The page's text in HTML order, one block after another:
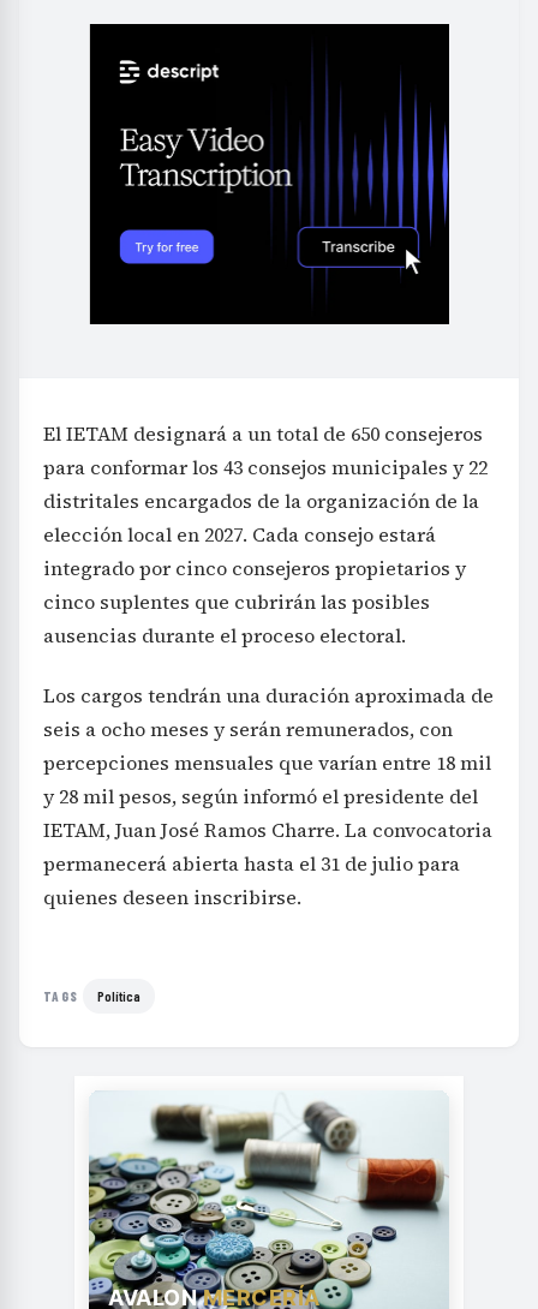
El IETAM designará a un total de 650 consejeros
para conformar los 43 consejos municipales y 22
distritales encargados de la organización de la
elección local en 2027. Cada consejo estará
integrado por cinco consejeros propietarios y
cinco suplentes que cubrirán las posibles
ausencias durante el proceso electoral.
Los cargos tendrán una duración aproximada de
seis a ocho meses y serán remunerados, con
percepciones mensuales que varían entre 18 mil
y 28 mil pesos, según informó el presidente del
IETAM, Juan José Ramos Charre. La convocatoria
permanecerá abierta hasta el 31 de julio para
quienes deseen inscribirse.
TAGS Política
AVALONMERCERÍA